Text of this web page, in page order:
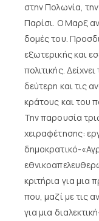
στην Πολωνία,
Παρίσι. Ο Μαρξ
δομές του.
εξωτερικής και
πολιτικής.
δεύτερη και τις
κράτους και του
Την παρουσία
χειραφέτησης:
δημοκρατικό-
κριτήρια για μια
που, μαζί με τις
για μια